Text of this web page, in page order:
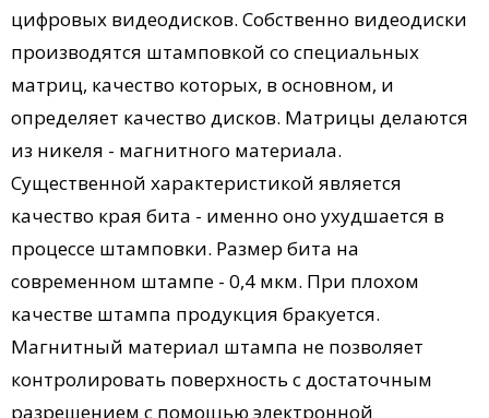
цифровых видеодисков. Собственно видеодиски
производятся штамповкой со специальных
матриц, качество которых, в основном, и
определяет качество дисков. Матрицы делаются
из никеля - магнитного материала.
Существенной характеристикой является
качество края бита - именно оно ухудшается в
процессе штамповки. Размер бита на
современном штампе - 0,4 мкм. При плохом
качестве штампа продукция бракуется.
Магнитный материал штампа не позволяет
контролировать поверхность с достаточным
разрешением с помощью электронной